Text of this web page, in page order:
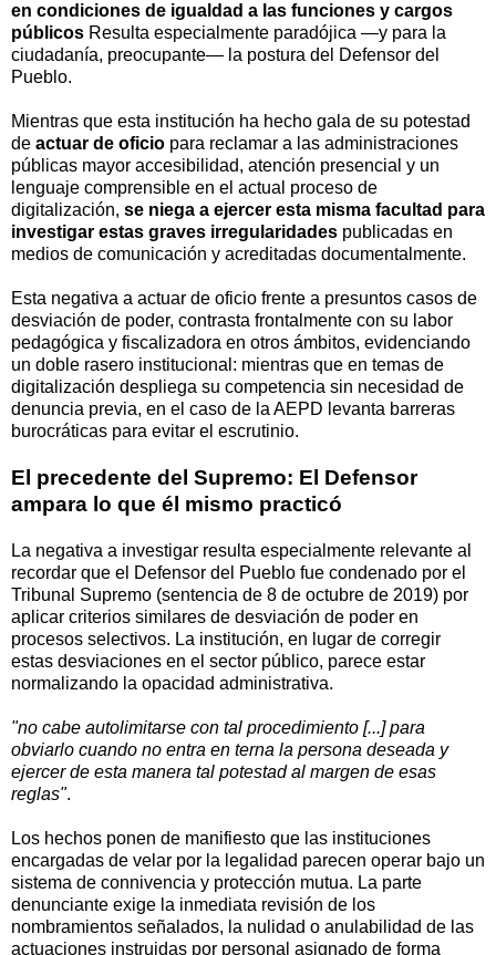
en condiciones de igualdad a las funciones y cargos
públicos Resulta especialmente paradójica —y para la
ciudadanía, preocupante— la postura del Defensor del
Pueblo.
Mientras que esta institución ha hecho gala de su potestad
de actuar de oficio para reclamar a las administraciones
públicas mayor accesibilidad, atención presencial y un
lenguaje comprensible en el actual proceso de
digitalización, se niega a ejercer esta misma facultad para
investigar estas graves irregularidades publicadas en
medios de comunicación y acreditadas documentalmente.
Esta negativa a actuar de oficio frente a presuntos casos de
desviación de poder, contrasta frontalmente con su labor
pedagógica y fiscalizadora en otros ámbitos, evidenciando
un doble rasero institucional: mientras que en temas de
digitalización despliega su competencia sin necesidad de
denuncia previa, en el caso de la AEPD levanta barreras
burocráticas para evitar el escrutinio.
El precedente del Supremo: El Defensor
ampara lo que él mismo practicó
La negativa a investigar resulta especialmente relevante al
recordar que el Defensor del Pueblo fue condenado por el
Tribunal Supremo (sentencia de 8 de octubre de 2019) por
aplicar criterios similares de desviación de poder en
procesos selectivos. La institución, en lugar de corregir
estas desviaciones en el sector público, parece estar
normalizando la opacidad administrativa.
"no cabe autolimitarse con tal procedimiento [...] para
obviarlo cuando no entra en terna la persona deseada y
ejercer de esta manera tal potestad al margen de esas
reglas".
Los hechos ponen de manifiesto que las instituciones
encargadas de velar por la legalidad parecen operar bajo un
sistema de connivencia y protección mutua. La parte
denunciante exige la inmediata revisión de los
nombramientos señalados, la nulidad o anulabilidad de las
actuaciones instruidas por personal asignado de forma